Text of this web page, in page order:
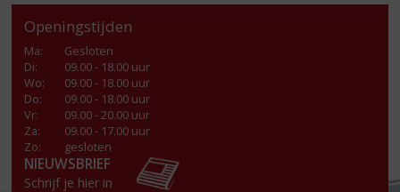
Openingstijden
Ma:
Gesloten
Di:
09.00 - 18.00 uur
Wo:
09.00 - 18.00 uur
Do:
09.00 - 18.00 uur
Vr:
09.00 - 20.00 uur
Za:
09.00 - 17.00 uur
Zo:
gesloten
NIEUWSBRIEF
Schrijf je hier in